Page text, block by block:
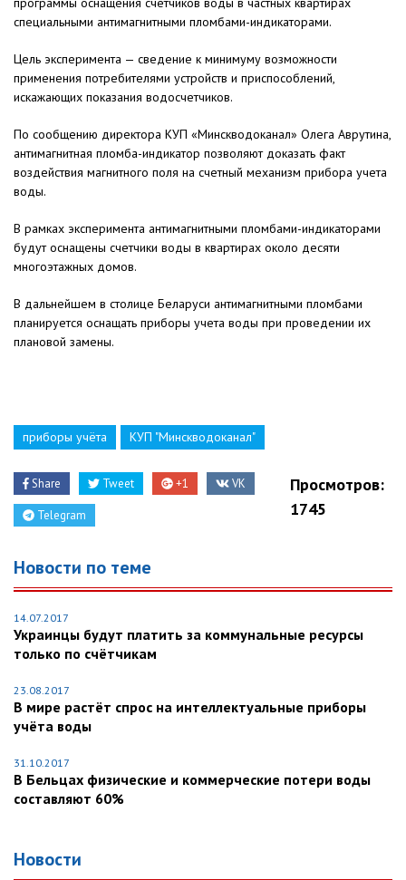
специальными антимагнитными пломбами-индикаторами.
Цель эксперимента — сведение к минимуму возможности
применения потребителями устройств и приспособлений,
искажающих показания водосчетчиков.
По сообщению директора КУП «Минскводоканал» Олега Аврутина,
антимагнитная пломба-индикатор позволяют доказать факт
воздействия магнитного поля на счетный механизм прибора учета
воды.
В рамках эксперимента антимагнитными пломбами-индикаторами
будут оснащены счетчики воды в квартирах около десяти
многоэтажных домов.
В дальнейшем в столице Беларуси антимагнитными пломбами
планируется оснащать приборы учета воды при проведении их
плановой замены.
приборы учёта КУП "Минскводоканал"
Share Tweet +1 VK
Telegram
Просмотров:
1745
Новости по теме
14.07.2017
Украинцы будут платить за коммунальные ресурсы
только по счётчикам
23.08.2017
В мире растёт спрос на интеллектуальные приборы
учёта воды
31.10.2017
В Бельцах физические и коммерческие потери воды
составляют 60%
Новости